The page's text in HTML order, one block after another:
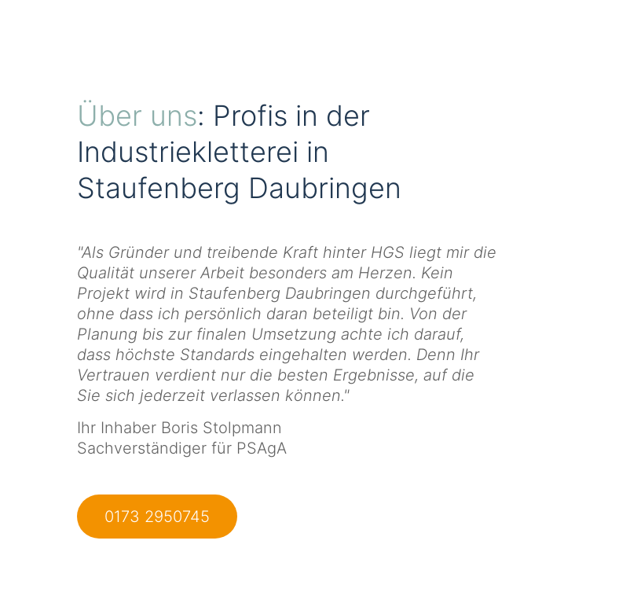
Über uns: Profis in der
Industriekletterei in
Staufenberg Daubringen
"Als Gründer und treibende Kraft hinter HGS liegt mir die
Qualität unserer Arbeit besonders am Herzen. Kein
Projekt wird in Staufenberg Daubringen durchgeführt,
ohne dass ich persönlich daran beteiligt bin. Von der
Planung bis zur finalen Umsetzung achte ich darauf,
dass höchste Standards eingehalten werden. Denn Ihr
Vertrauen verdient nur die besten Ergebnisse, auf die
Sie sich jederzeit verlassen können."
Ihr Inhaber Boris Stolpmann
Sachverständiger für PSAgA
0173 2950745